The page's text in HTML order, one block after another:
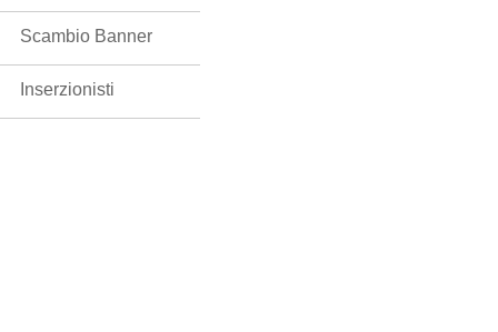
Scambio Banner
Inserzionisti